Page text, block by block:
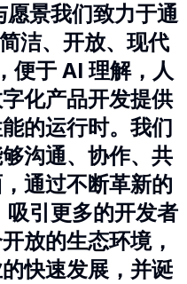
景我们致力于通
洁、开放、现代
便于 AI 理解，人
化产品开发提供
的运行时。我们
沟通、协作、共
通过不断革新的
吸引更多的开发者
放的生态环境，
快速发展，并诞